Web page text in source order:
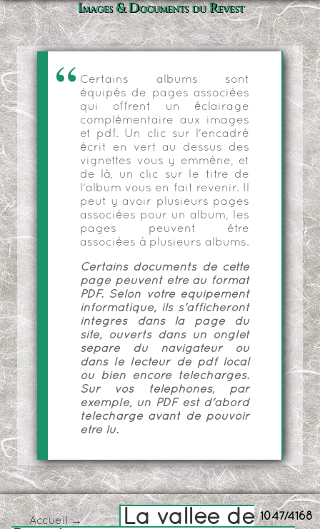
Images & Documents du Revest
Certains albums sont
équipés de pages associées
qui offrent un éclairage
complémentaire aux images
et pdf. Un clic sur l'encadré
écrit en vert au dessus des
vignettes vous y emmène, et
de là, un clic sur le titre de
l'album vous en fait revenir. Il
peut y avoir plusieurs pages
associées pour un album, les
pages peuvent être
associées à plusieurs albums.
Certains documents de cette
page peuvent être au format
PDF. Selon votre équipement
informatique, ils s'afficheront
intégrés dans la page du
site, ouverts dans un onglet
séparé du navigateur ou
dans le lecteur de pdf local
ou bien encore téléchargés.
Sur vos téléphones, par
exemple, un PDF est d'abord
téléchargé avant de pouvoir
être lu.
1047/4168
Accueil→
La vallée de